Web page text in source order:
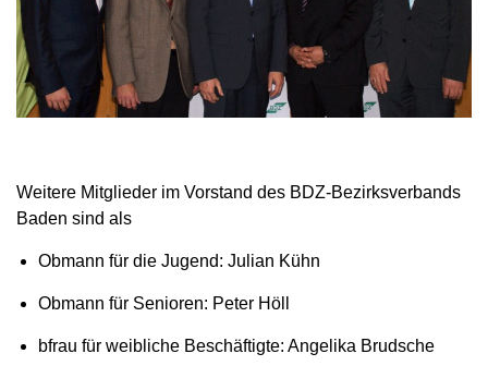
Weitere Mitglieder im Vorstand des BDZ-Bezirksverbands
Baden sind als
Obmann für die Jugend: Julian Kühn
Obmann für Senioren: Peter Höll
bfrau für weibliche Beschäftigte: Angelika Brudsche